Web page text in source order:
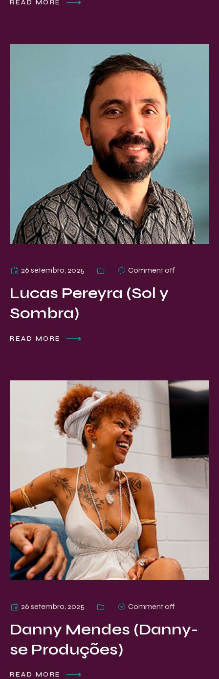
READ MORE
26 setembro, 2025 Comment off
Lucas Pereyra (Sol y
Sombra)
READ MORE
26 setembro, 2025 Comment off
Danny Mendes (Danny-
se Produções)
READ MORE